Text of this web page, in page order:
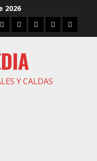
2026
Zona
Verde
Caricatura
ConarteCrónicas
Y CALDAS